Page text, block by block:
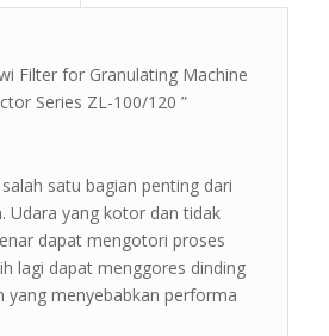
Filter for Granulating Machine
Series ZL-100/120 ”
satu bagian penting dari
Udara yang kotor dan tidak
dapat mengotori proses
lagi dapat menggores dinding
yang menyebabkan performa